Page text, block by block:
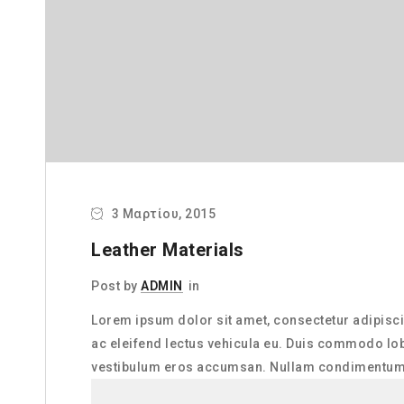
3 Μαρτίου, 2015
Leather Materials
Post by ADMIN in
Lorem ipsum dolor sit amet, consectetur
ac eleifend lectus vehicula eu. Duis commodo
vestibulum eros accumsan. Nullam